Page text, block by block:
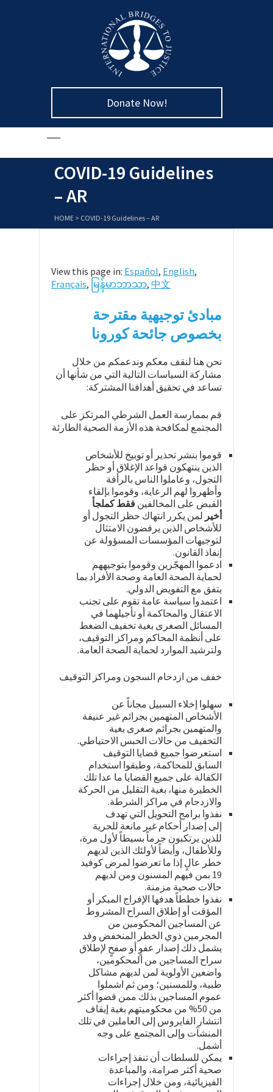
Donate Now!
COVID-19 Guidelines
– AR
HOME > COVID-19 Guidelines – AR
View this page in: Español, English,
Français, မြန်မာဘာသာ, 中文
مبادئ توجيهية مقترحة
بخصوص جائحة كورونا
نحن هنا لنقف معكم وندعمكم من خلال
مشاركة السياسات التالية التي من شأنها أن
تساعد في تحقيق أهدافنا المشتركة:
قم بممارسة العمل الشرطي المرتكز على
المجتمع لمكافحة هذه الأزمة الصحية الطارئة
قوموا بنشر تحذير أو توبيخ للأشخاص
الذين ينتهكون قواعد الإغلاق أو حظر
التجول، وعاملوا الناس بالرأفة
وأظهروا لهم الرعاية، وقوموا بإلقاء
القبض على المخالفين فقط كملجأ
أخير لمن يكرر انتهاك حظر التجول أو
للأشخاص الذين يرفضون الامتثال
لتوجيهات المؤسسات المسؤولة عن
إنفاذ القانون.
ادعموا المهجّرين وقوموا بتوجيههم
لحماية الصحة العامة وصحة الأفراد بما
يتفق مع التفويض الدولي.
اعتمدوا سياسة عامة تقوم على تجنب
الاعتقال والمحاكمة أو تأجيلهما في
المسائل الصغرى بغية تخفيف الضغط
على أنظمة المحاكم ومراكز التوقيف،
ولترشيد الموارد لحماية الصحة العامة.
خفف من ازدحام السجون ومراكز التوقيف
سهلوا إخلاء السبيل مجاناً عن
الأشخاص المتهمين بجرائم غير عنيفة
والمتهمين بجرائم صغرى بغية
التخفيف من حالات الحبس الاحتياطي.
استعرضوا جميع قضايا التوقيف
السابق للمحاكمة، وطبقوا استخدام
الكفالة على جميع القضايا ما عدا تلك
الخطيرة منها، بغية التقليل من الحركة
والازدحام في مراكز الشرطة.
نفذوا برامج التحويل التي تهدف
إلى إصدار أحكام غير مانعة للحرية
للذين يرتكبون جرماً بسيطاً لأول مرة،
وللأطفال، وأيضاً لأولئك الذين لديهم
خطر عالٍ إذا ما تعرضوا لمرض كوفيد
19 بمن فيهم المسنون ومن لديهم
حالات صحية مزمنة.
نفذوا خططاً هدفها الإفراج المبكر أو
المؤقت أو إطلاق السراح المشروط
عن المساجين المحكومين من
المجرمين ذوي الخطر المنخفض وقد
يشمل ذلك إصدار عفوٍ أو صفحٍ لإطلاق
سراح المساجين من المحكومين،
واضعين الأولوية لمن لديهم مشاكل
طبية، وللمسنين؛ ومن ثم اشملوا
عموم المساجين بذلك ممن قضوا أكثر
من 50% من محكوميتهم بغية إيقاف
انتشار الفايروس إلى العاملين في تلك
المنشآت وإلى المجتمع على وجه
أشمل.
يمكن للسلطات أن تنفذ إجراءات
صحية أكثر صرامة، والمباعدة
الفيزيائية، ومن خلال إجراءات